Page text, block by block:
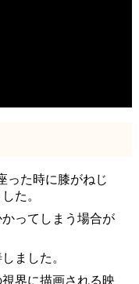
った時に膝がねじ
た。
ってしまう場合が
ました。
界に描画される映